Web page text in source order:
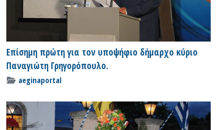
Επίσημη πρώτη για τον υποψήφιο δήμαρχο κύριο
Παναγιώτη Γρηγορόπουλο.
aeginaportal